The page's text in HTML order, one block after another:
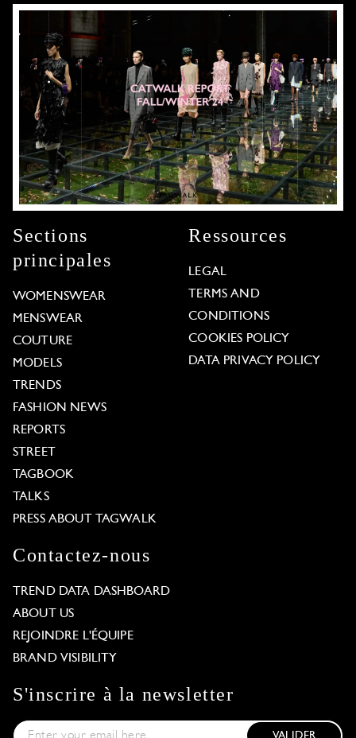
Sections
principales
WOMENSWEAR
MENSWEAR
COUTURE
MODELS
TRENDS
FASHION NEWS
REPORTS
STREET
TAGBOOK
TALKS
PRESS ABOUT TAGWALK
Ressources
LEGAL
TERMS AND
CONDITIONS
COOKIES POLICY
DATA PRIVACY POLICY
Contactez-nous
TREND DATA DASHBOARD
ABOUT US
REJOINDRE L'ÉQUIPE
BRAND VISIBILITY
S'inscrire à la newsletter